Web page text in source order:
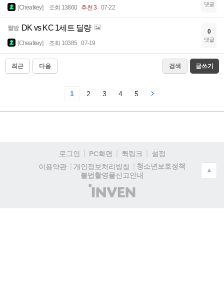
[Cheatkey] 조회 13860 추천 3 07-22 댓글
짤방 DK vs KC 1세트 딜량
[Cheatkey] 조회 10385 07-19
0
댓글
최근 다음 검색 글쓰기
1 2 3 4 5
로그인 PC화면 퀵링크
설정
이용약관
개인정보처리방침
청소년보호정책
불법촬영물신고안내
(주)
인
▲